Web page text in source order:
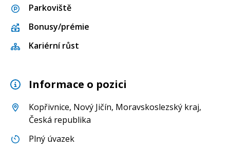
Parkoviště
Bonusy/prémie
Kariérní růst
Informace o pozici
Kopřivnice, Nový Jičín, Moravskoslezský kraj,
Česká republika
Plný úvazek